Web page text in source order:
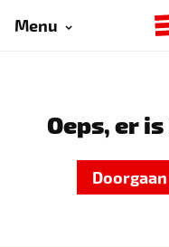
Menu
Oeps, er